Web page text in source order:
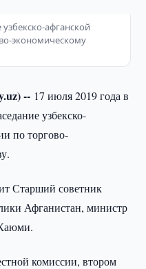
узбекско-афганской
экономическому
-- 17 июля 2019 года в
узбекско-
по торгово-
Старший советник
Афганистан, министр
комиссии, втором